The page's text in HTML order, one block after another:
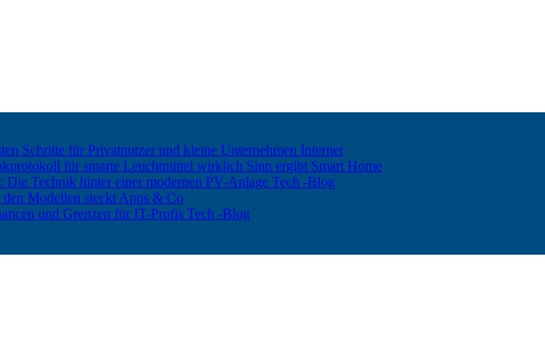
Schritte für Privatnutzer und kleine Unternehmen Internet
für smarte Leuchtmittel wirklich Sinn ergibt Smart Home
Die Technik hinter einer modernen PV-Anlage Tech -Blog
Modellen steckt Apps & Co
und Grenzen für IT-Profis Tech -Blog